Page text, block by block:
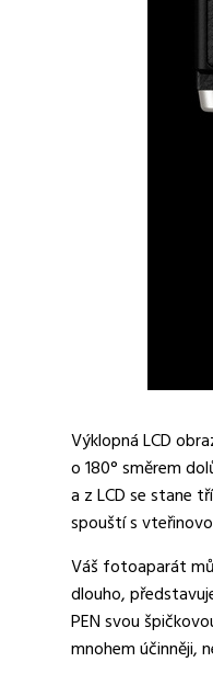
Výklopná LCD
o 180° směrem
a z LCD se stane
spouští s
Váš fotoaparát
dlouho,
PEN svou
mnohem účinněji,